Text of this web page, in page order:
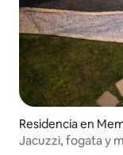
Residencia en
Jacuzzi, fogata y